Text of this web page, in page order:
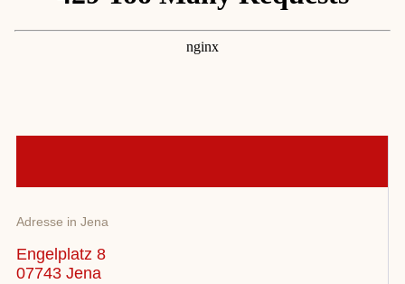
Adresse in Jena
Engelplatz 8
07743 Jena